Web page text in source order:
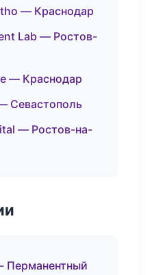
— Краснодар
Lab — Ростов-
— Краснодар
Севастополь
— Ростов-на-
Перманентный